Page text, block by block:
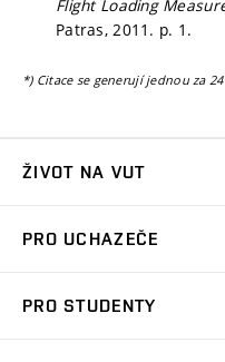
Flight Loading
Patras, 2011. p. 1.
*) Citace se generují jednou za
ŽIVOT NA VUT
Koleje
PRO UCHAZEČE
PRO STUDENTY